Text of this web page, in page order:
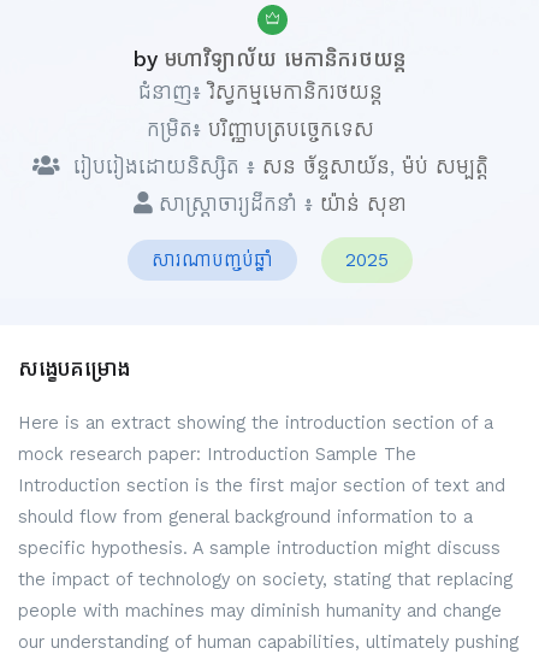
by មហាវិទ្យាល័យ មេកានិករថយន្ត
ជំនាញ៖វិស្វកម្មមេកានិករថយន្ត
កម្រិត៖ បរិញ្ញាបត្របច្ចេកទេស
រៀបរៀងដោយនិស្សិត ៖ សន ច័ន្ទសាយ័ន, ម៉ប់ សម្បត្តិ
សាស្ត្រាចារ្យដឹកនាំ ៖ យ៉ាន់ សុខា
សារណាបញ្ចប់ឆ្នាំ 2025
សង្ខេបគម្រោង
Here is an extract showing the introduction section of a
mock research paper: Introduction Sample The
Introduction section is the first major section of text and
should flow from general background information to a
specific hypothesis. A sample introduction might discuss
the impact of technology on society, stating that replacing
people with machines may diminish humanity and change
our understanding of human capabilities, ultimately pushing